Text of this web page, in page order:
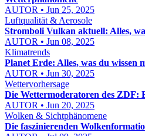
AUTOR • Jun 25, 2025
Luftqualität & Aerosole
Stromboli Vulkan aktuell: Alles,
AUTOR • Jun 08, 2025
Klimatrends
Planet Erde: Alles, was du wissen
AUTOR • Jun 30, 2025
Wettervorhersage
Die Wettermoderatoren des ZDF:
AUTOR • Jun 20, 2025
Wolken & Sichtphänomene
Die faszinierenden